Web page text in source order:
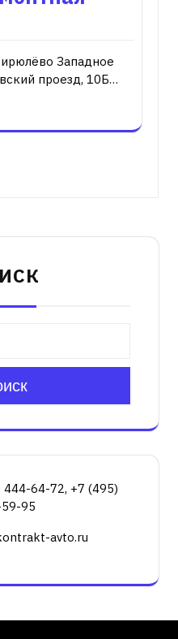
Западное
проезд, 10Б…
64-72, +7 (495)
95
avto.ru